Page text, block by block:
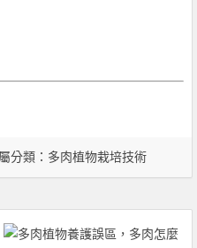
分類： 多肉植物栽培技術